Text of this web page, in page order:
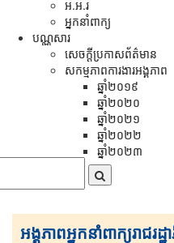
អ.អ.រ
អ្នកនាំពាក្យ
បណ្ណសារ
សេចក្តីប្រកាសព័ត៌មាន
សកម្មភាពការងារអង្គភាព
ឆ្នាំ២០១៩
ឆ្នាំ២០២០
ឆ្នាំ២០២១
ឆ្នាំ២០២២
ឆ្នាំ២០២៣
អង្គភាពអ្នកនាំពាក្យរាជរ